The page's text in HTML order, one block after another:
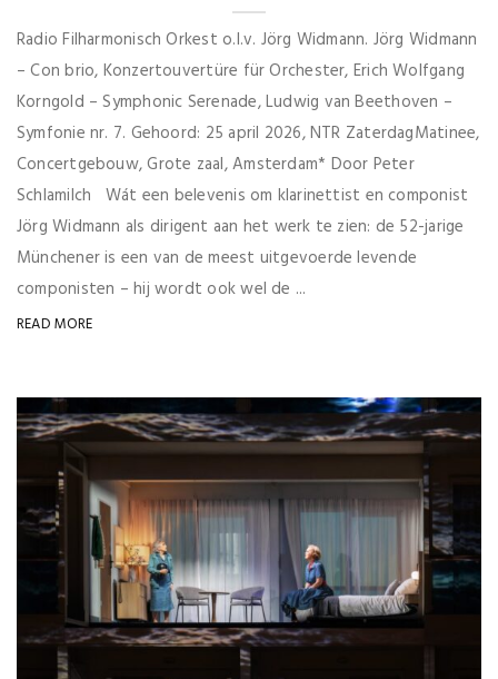
Radio Filharmonisch Orkest o.l.v. Jörg Widmann. Jörg Widmann
– Con brio, Konzertouvertüre für Orchester, Erich Wolfgang
Korngold – Symphonic Serenade, Ludwig van Beethoven –
Symfonie nr. 7. Gehoord: 25 april 2026, NTR ZaterdagMatinee,
Concertgebouw, Grote zaal, Amsterdam* Door Peter
Schlamilch Wát een belevenis om klarinettist en componist
Jörg Widmann als dirigent aan het werk te zien: de 52-jarige
Münchener is een van de meest uitgevoerde levende
componisten – hij wordt ook wel de ...
READ MORE